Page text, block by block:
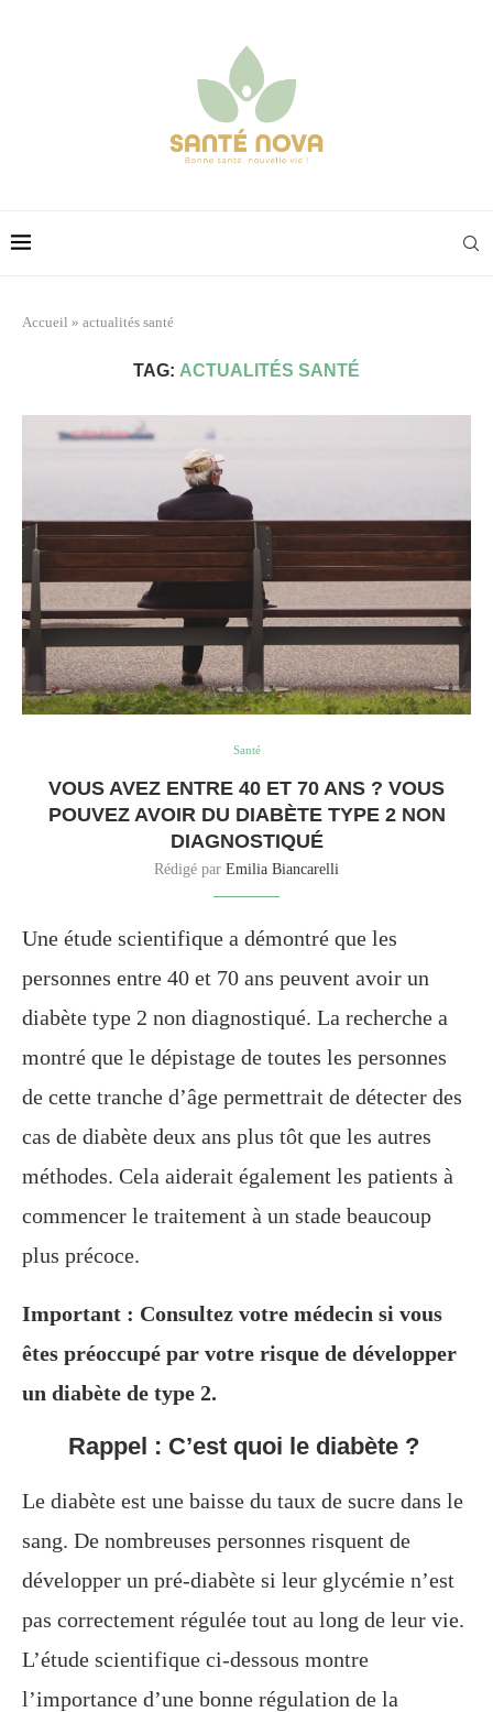
Accueil » actualités santé
TAG: ACTUALITÉS SANTÉ
Santé
VOUS AVEZ ENTRE 40 ET 70 ANS ? VOUS
POUVEZ AVOIR DU DIABÈTE TYPE 2 NON
DIAGNOSTIQUÉ
Rédigé par Emilia Biancarelli
Une étude scientifique a démontré que les
personnes entre 40 et 70 ans peuvent avoir un
diabète type 2 non diagnostiqué. La recherche a
montré que le dépistage de toutes les personnes
de cette tranche d’âge permettrait de détecter des
cas de diabète deux ans plus tôt que les autres
méthodes. Cela aiderait également les patients à
commencer le traitement à un stade beaucoup
plus précoce.
Important : Consultez votre médecin si vous
êtes préoccupé par votre risque de développer
un diabète de type 2.
Rappel : C’est quoi le diabète ?
Le diabète est une baisse du taux de sucre dans le
sang. De nombreuses personnes risquent de
développer un pré-diabète si leur glycémie n’est
pas correctement régulée tout au long de leur vie.
L’étude scientifique ci-dessous montre
l’importance d’une bonne régulation de la